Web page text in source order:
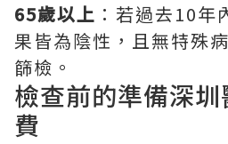
65歲以上 ：若過去10年
果皆為陰性，且無特殊
篩檢。
檢查前的準備深
費